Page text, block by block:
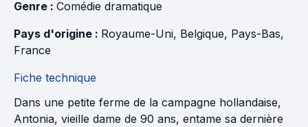
Genre : Comédie dramatique
Pays d'origine : Royaume-Uni, Belgique, Pays-Bas,
France
Fiche technique
Dans une petite ferme de la campagne hollandaise,
Antonia, vieille dame de 90 ans, entame sa dernière